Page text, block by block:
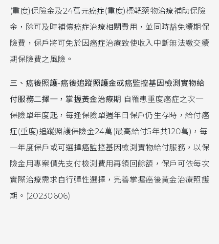
(重度)保險金及24萬元癌症(重度)標靶藥物治療補助保險
金，除可及時補償癌症治療相關費用，並同時豁免續期保
險費，保戶將可免於因癌症治療致使收入中斷無法繳交續
期保險費之風險。
三、癌後照護-癌後追蹤照護金或癌監控基因檢測實物給
付服務二擇一，掌握黃金治療期 自罹患重度癌症之次一
保險單年度起，每逢保險單週年日保戶仍生存時，給付癌
症(重度)追蹤照護保險金24萬(最高給付5年共120萬)，每
一年度保戶或可選擇癌監控基因檢測實物給付服務，以保
險金用專案價先支付檢測費用再領回餘額，保戶可依每次
實際治療需求自行彈性選擇，完善掌握癌後黃金治療照護
期。(20230606)